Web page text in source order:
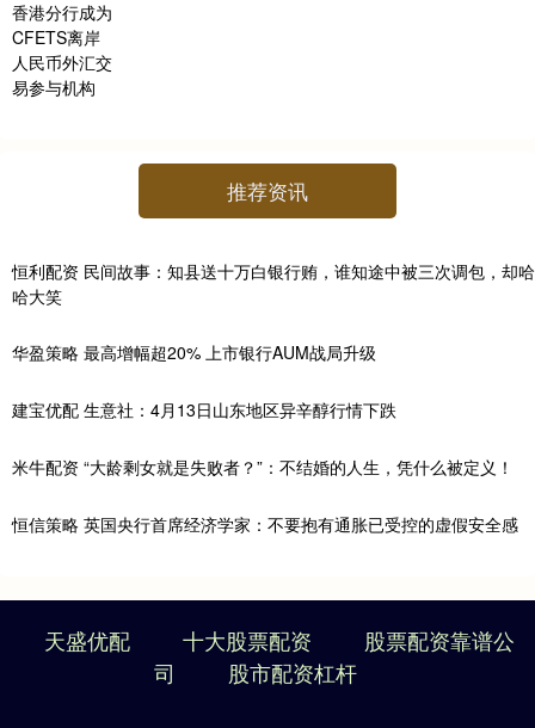
推荐资讯
恒利配资 民间故事：知县送十万白银行贿，谁知途中被三次调包，却哈
哈大笑
华盈策略 最高增幅超20% 上市银行AUM战局升级
建宝优配 生意社：4月13日山东地区异辛醇行情下跌
米牛配资 “大龄剩女就是失败者？”：不结婚的人生，凭什么被定义！
恒信策略 英国央行首席经济学家：不要抱有通胀已受控的虚假安全感
天盛优配 十大股票配资
股票配资靠谱公
司
股市配资杠杆